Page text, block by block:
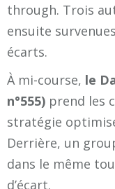
through. Trois
ensuite
écarts.
À mi-course, le
n°555) prend les
stratégie
Derrière, un
dans le même
d’écart.